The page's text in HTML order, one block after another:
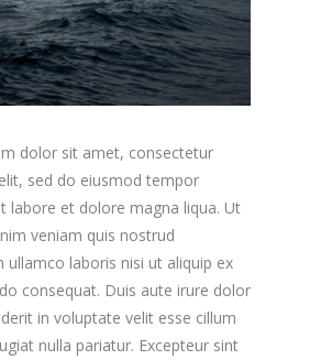
dolor sit amet, consectetur
sed do eiusmod tempor
labore et dolore magna liqua. Ut
veniam quis nostrud
ullamco laboris nisi ut aliquip ex
consequat. Duis aute irure dolor
in voluptate velit esse cillum
nulla pariatur. Excepteur sint